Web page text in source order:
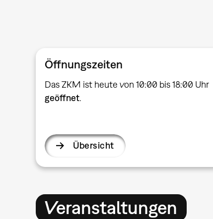
Öffnungszeiten
Das ZKM ist heute von 10:00 bis 18:00 Uhr
geöffnet.
Übersicht
Veranstaltungen